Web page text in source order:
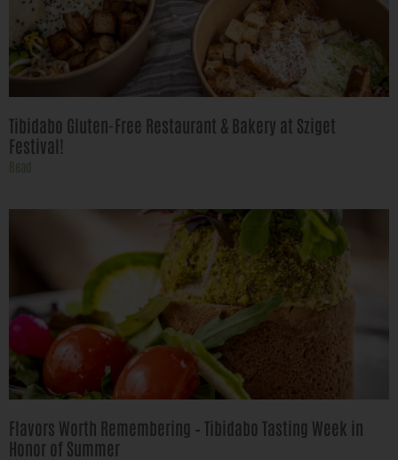
Tibidabo Gluten-Free Restaurant & Bakery at Sziget
Festival!
Flavors Worth Remembering – Tibidabo Tasting Week in
Honor of Summer